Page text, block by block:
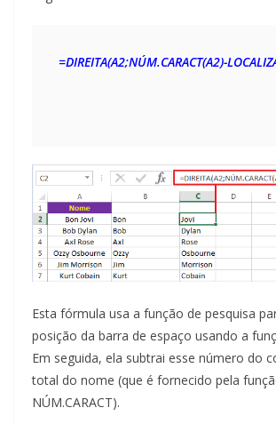
=DIREITA(A2;NÚM.CARACT(A2)-
Esta fórmula usa a função de pesquisa
posição da barra de espaço usando a
Em seguida, ela subtrai esse número do
total do nome (que é fornecido pela
NÚM.CARACT).